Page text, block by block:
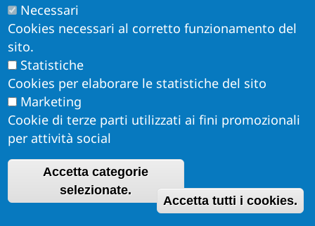
YouTube
Obiettivi di Accessibilità per l'anno 2026
Dichiarazione di Accessibilità
Info Accessibilità e meccanismo di feedback
Necessari
Cookies necessari al corretto funzionamento del
sito.
Statistiche
Cookies per elaborare le statistiche del sito
Marketing
Cookie di terze parti utilizzati ai fini promozionali
per attività social
Accetta categorie
selezionate.
Accetta tutti i cookies.